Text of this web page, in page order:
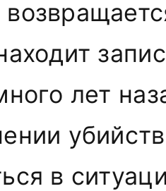
лет
в